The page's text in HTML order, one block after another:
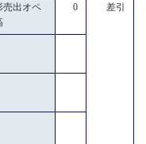
売出オペ
0 差引